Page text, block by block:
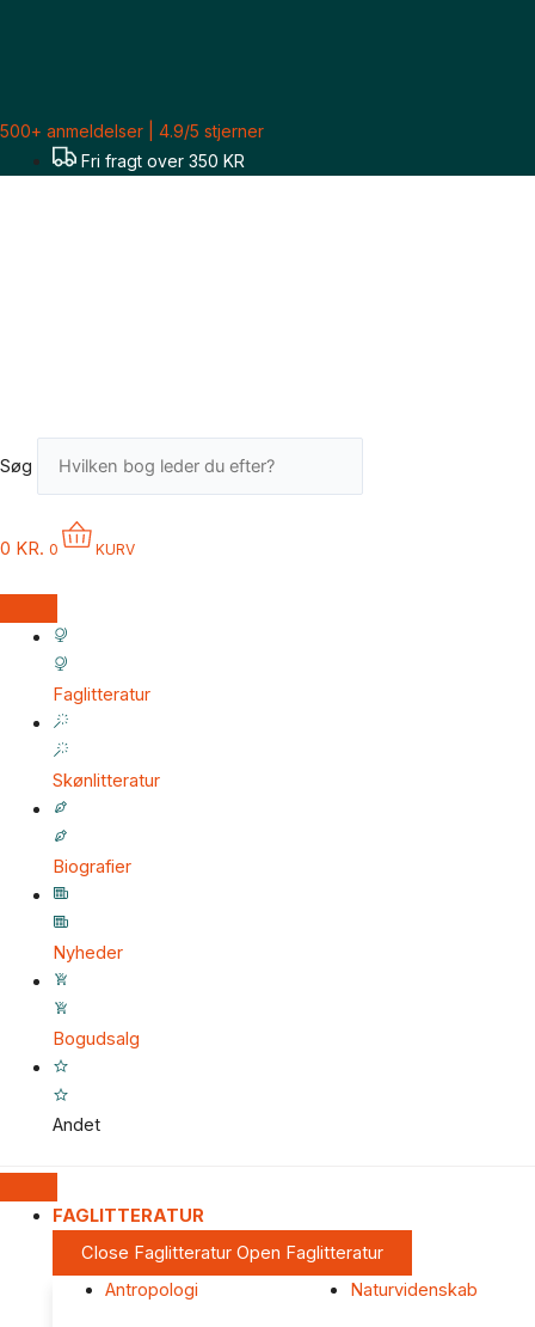
500+ anmeldelser | 4.9/5 stjerner
Fri fragt over 350 KR
Søg
0 KR. 0 KURV
Faglitteratur
Skønlitteratur
Biografier
Nyheder
Bogudsalg
Andet
FAGLITTERATUR
Close Faglitteratur Open Faglitteratur
Antropologi
Naturvidenskab